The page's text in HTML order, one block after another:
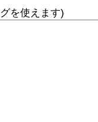
を使えます)